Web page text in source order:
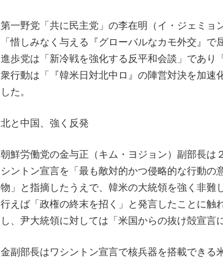
第一野党「共に民主党」の李在明（イ・ジェミョ
「惜しみなく与える『グローバルなカモ外交』で
進歩党は「新冷戦を強化する反平和会談」であり
衆行動は「『韓米日対北中ロ』の陣営対決を加速
した。
北と中国、強く反発
朝鮮労働党の金与正（キム・ヨジョン）副部長は
シントン宣言を「最も敵対的かつ侵略的な行動の
物」と指摘したうえで、韓米の大統領を強く非難
行えば「政権の終末を招く」と発言したことに触
し、尹大統領に対しては「米国からの抜け殻宣言
金副部長はワシントン宣言で核兵器を搭載できる